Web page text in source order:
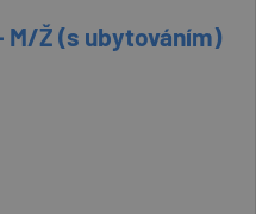
Ž (s ubytováním)